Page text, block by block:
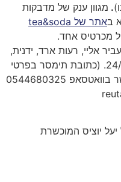
. מגוון ענק של מדבקות
באתר של tea&soda
מכרטיס אחד.
אליי, רעות ארד, ידנית,
(כתובת תימסר בפרטי
ניתן ליצור קשר בוואטסאפ 0544680325
יוציס המוכשרת